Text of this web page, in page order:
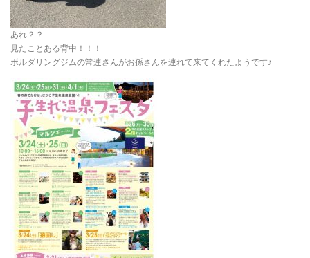
あれ？？
見たことある背中！！！
ボルダリングジムの常連さんがお孫さんを連れて来てくれたようです♪